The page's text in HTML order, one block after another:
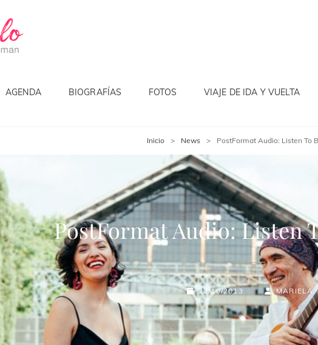
AGENDA BIOGRAFÍAS FOTOS VIAJE DE IDA Y VUELTA
Inicio > News > PostFormat Audio: Listen To
PostFormat Audio: Listen
PUBLICADO
EL
22/10/2013
POR
LÍNEA
BYLINE
MARIELA